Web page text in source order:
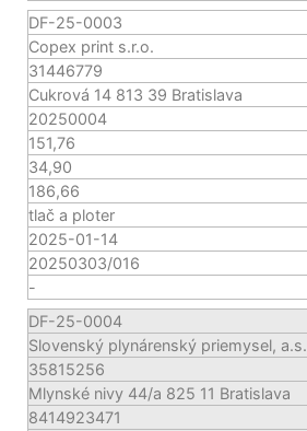
DF-25-0003
Copex print s.r.o.
31446779
Cukrová 14 813 39 Bratislava
20250004
151,76
34,90
186,66
tlač a ploter
2025-01-14
20250303/016
-
DF-25-0004
Slovenský plynárenský priemysel, a.s.
35815256
Mlynské nivy 44/a 825 11 Bratislava
8414923471